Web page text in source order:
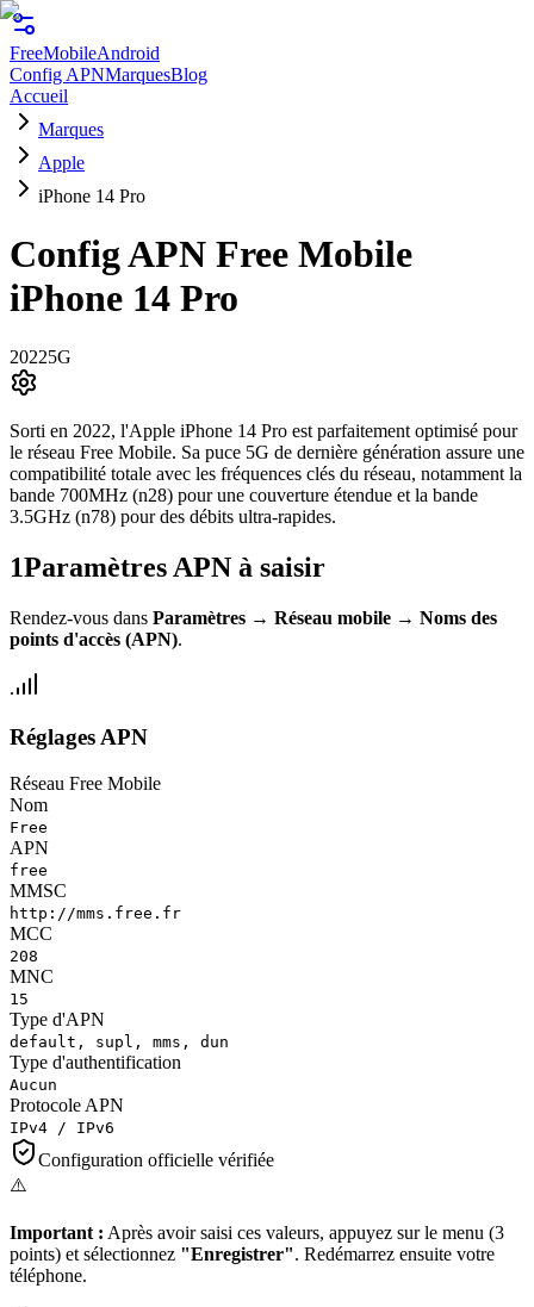
FreeMobileAndroid
Config APNMarquesBlog
Accueil
Marques
Apple
iPhone 14 Pro
Config APN Free Mobile
iPhone 14 Pro
20225G
Sorti en 2022, l'Apple iPhone 14 Pro est parfaitement optimisé pour
le réseau Free Mobile. Sa puce 5G de dernière génération assure une
compatibilité totale avec les fréquences clés du réseau, notamment la
bande 700MHz (n28) pour une couverture étendue et la bande
3.5GHz (n78) pour des débits ultra-rapides.
1Paramètres APN à saisir
Rendez-vous dans Paramètres → Réseau mobile → Noms des
points d'accès (APN).
Réglages APN
Réseau Free Mobile
Nom
Free
APN
free
MMSC
http://mms.free.fr
MCC
208
MNC
15
Type d'APN
default, supl, mms, dun
Type d'authentification
Aucun
Protocole APN
IPv4 / IPv6
Configuration officielle vérifiée
⚠️
Important : Après avoir saisi ces valeurs, appuyez sur le menu (3
points) et sélectionnez "Enregistrer". Redémarrez ensuite votre
téléphone.